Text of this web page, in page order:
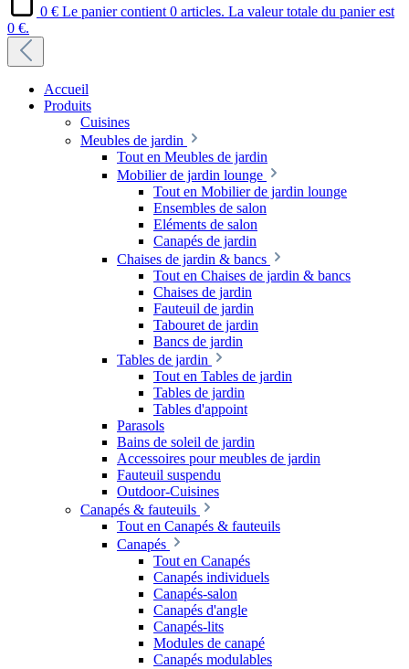
0 € Le panier contient 0 articles. La valeur totale du panier est
0 €.
Accueil
Produits
Cuisines
Meubles de jardin
Tout en Meubles de jardin
Mobilier de jardin lounge
Tout en Mobilier de jardin lounge
Ensembles de salon
Eléments de salon
Canapés de jardin
Chaises de jardin & bancs
Tout en Chaises de jardin & bancs
Chaises de jardin
Fauteuil de jardin
Tabouret de jardin
Bancs de jardin
Tables de jardin
Tout en Tables de jardin
Tables de jardin
Tables d'appoint
Parasols
Bains de soleil de jardin
Accessoires pour meubles de jardin
Fauteuil suspendu
Outdoor-Cuisines
Canapés & fauteuils
Tout en Canapés & fauteuils
Canapés
Tout en Canapés
Canapés individuels
Canapés-salon
Canapés d'angle
Canapés-lits
Modules de canapé
Canapés modulables